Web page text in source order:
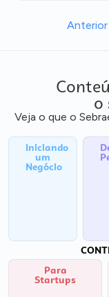
Anterior
o
Veja o que o
Iniciando
um
Negócio
Para
Startups